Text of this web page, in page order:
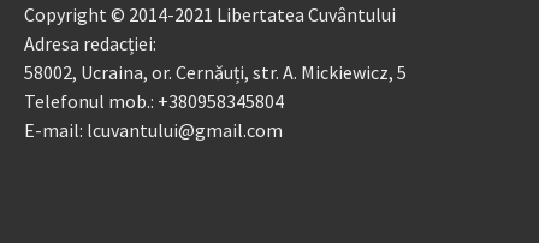
Copyright © 2014-2021 Libertatea Cuvântului
Adresa redacției:
58002, Ucraina, or. Cernăuți, str. A. Mickiewicz, 5
Telefonul mob.: +380958345804
E-mail: lcuvantului@gmail.com